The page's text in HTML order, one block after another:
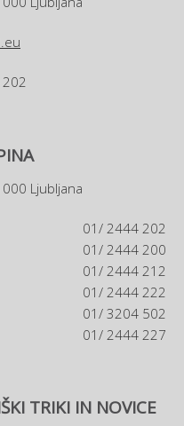
Ljubljana
01/ 2444 202
01/ 2444 200
01/ 2444 212
01/ 2444 222
01/ 3204 502
01/ 2444 227
TRIKI IN NOVICE